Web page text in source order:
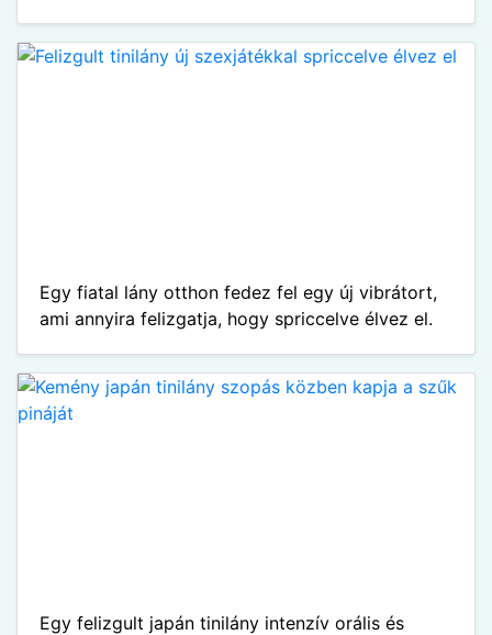
Egy fiatal lány otthon fedez fel egy új vibrátort,
ami annyira felizgatja, hogy spriccelve élvez el.
Egy felizgult japán tinilány intenzív orális és